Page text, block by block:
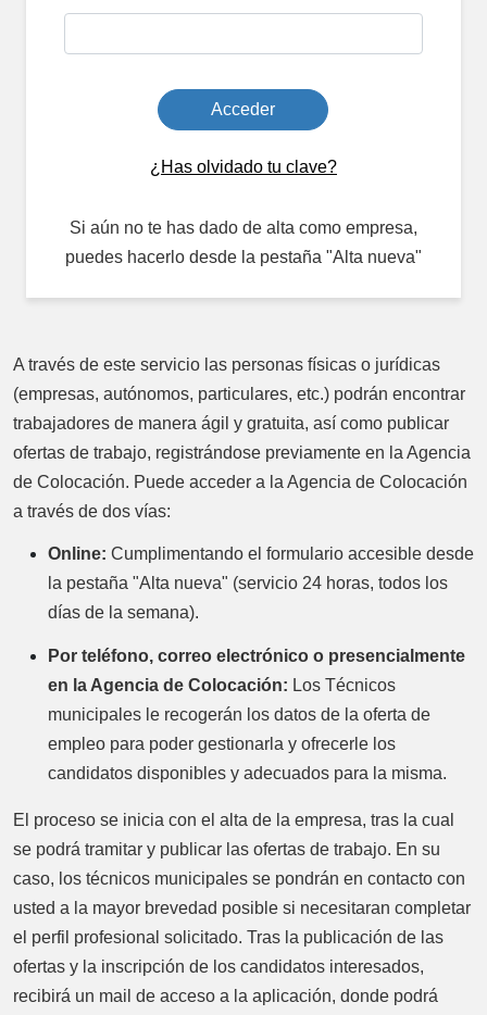
Acceder
¿Has olvidado tu clave?
Si aún no te has dado de alta como empresa,
puedes hacerlo desde la pestaña "Alta nueva"
A través de este servicio las personas físicas o jurídicas
(empresas, autónomos, particulares, etc.) podrán encontrar
trabajadores de manera ágil y gratuita, así como publicar
ofertas de trabajo, registrándose previamente en la Agencia
de Colocación. Puede acceder a la Agencia de Colocación
a través de dos vías:
Online: Cumplimentando el formulario accesible desde
la pestaña "Alta nueva" (servicio 24 horas, todos los
días de la semana).
Por teléfono, correo electrónico o presencialmente
en la Agencia de Colocación: Los Técnicos
municipales le recogerán los datos de la oferta de
empleo para poder gestionarla y ofrecerle los
candidatos disponibles y adecuados para la misma.
El proceso se inicia con el alta de la empresa, tras la cual
se podrá tramitar y publicar las ofertas de trabajo. En su
caso, los técnicos municipales se pondrán en contacto con
usted a la mayor brevedad posible si necesitaran completar
el perfil profesional solicitado. Tras la publicación de las
ofertas y la inscripción de los candidatos interesados,
recibirá un mail de acceso a la aplicación, donde podrá